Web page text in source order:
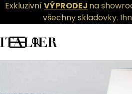
ExkluzivníVÝPRODEJ na
všechny skladovky.
Stolní lampy - ideal lux